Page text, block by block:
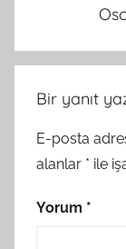
Bir yanıt
E-posta
alanlar * ile
Yorum *